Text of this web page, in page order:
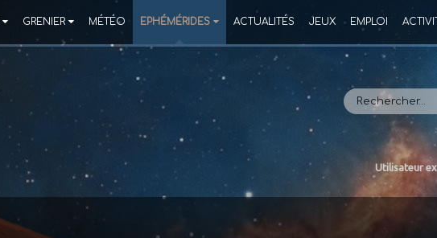
GRENIER MÉTÉO EPHÉMÉRIDES ACTUALITÉS JEUX EMPLOI
Utilisateur